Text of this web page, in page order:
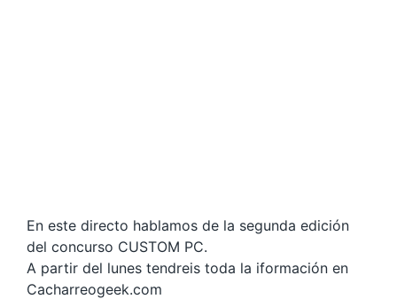
En este directo hablamos de la segunda edición
del concurso CUSTOM PC.
A partir del lunes tendreis toda la iformación en
Cacharreogeek.com